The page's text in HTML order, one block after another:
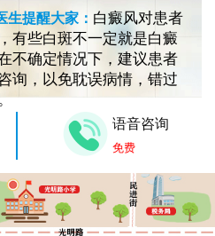
生提醒大家： 白癜风对患者
有些白斑不一定就是白癜
不确定情况下，建议患者
询，以免耽误病情，错过
语音咨询
免费